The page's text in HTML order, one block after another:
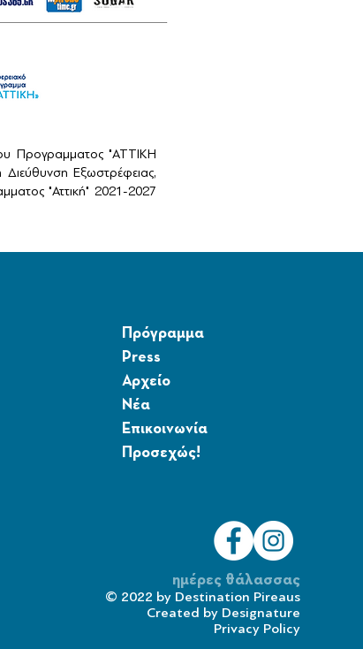
Προγραμματος "ΑΤΤΙΚΗ
Εξωστρέφειας,
"Αττική" 2021-2027
Πρόγραμμα
Press
Αρχείο
Νέα
Επικοινωνία
Προσεχώς!
ημέρες θάλασσας
© 2022 by Destination Pireaus
Created by Designature
Privacy Policy